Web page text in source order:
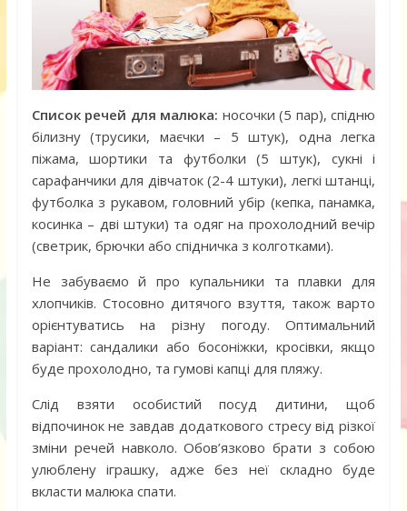
Список речей для малюка: носочки (5 пар), спідню
білизну (трусики, маєчки – 5 штук), одна легка
піжама, шортики та футболки (5 штук), сукні і
сарафанчики для дівчаток (2-4 штуки), легкі штанці,
футболка з рукавом, головний убір (кепка, панамка,
косинка – дві штуки) та одяг на прохолодний вечір
(светрик, брючки або спідничка з колготками).
Не забуваємо й про купальники та плавки для
хлопчиків. Стосовно дитячого взуття, також варто
орієнтуватись на різну погоду. Оптимальний
варіант: сандалики або босоніжки, кросівки, якщо
буде прохолодно, та гумові капці для пляжу.
Слід взяти особистий посуд дитини, щоб
відпочинок не завдав додаткового стресу від різкої
зміни речей навколо. Обов’язково брати з собою
улюблену іграшку, адже без неї складно буде
вкласти малюка спати.